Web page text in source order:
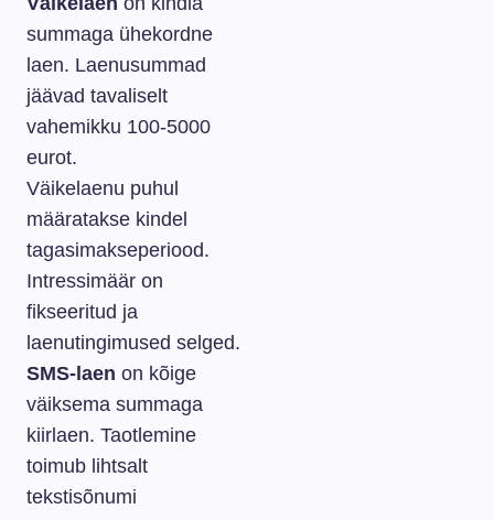
summaga ühekordne
laen. Laenusummad
jäävad tavaliselt
vahemikku 100-5000
eurot.
Väikelaenu puhul
määratakse kindel
tagasimakseperiood.
Intressimäär on
fikseeritud ja
laenutingimused selged.
SMS-laen on kõige
väiksema summaga
kiirlaen. Taotlemine
toimub lihtsalt
tekstisõnumi